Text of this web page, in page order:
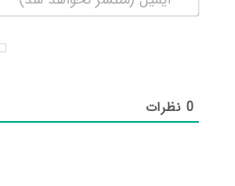
0نظرات